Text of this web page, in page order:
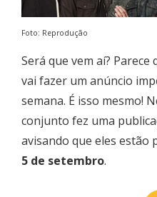
Foto: Reprodução
Será que vem aí? Parece
vai fazer um anúncio
semana. É isso mesmo!
conjunto fez uma
avisando que eles estão
5 de setembro.